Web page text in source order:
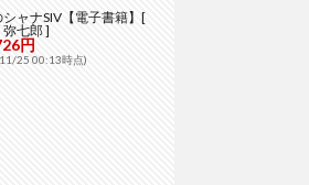
ャナSIV【電子書籍】[
七郎 ]
円
25 00:13時点)